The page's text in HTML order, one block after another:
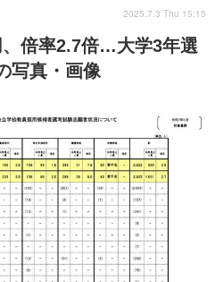
倍率2.7倍…大学3年選
写真・画像
2025.7.3 Thu 15:15